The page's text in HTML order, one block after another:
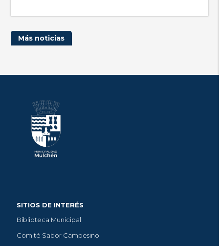
Más noticias
SITIOS DE INTERÉS
Biblioteca Municipal
Comité Sabor Campesino